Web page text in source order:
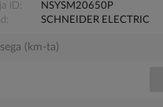
ID
NSYSM20650P
SCHNEIDER ELECTRIC
(km-ta)